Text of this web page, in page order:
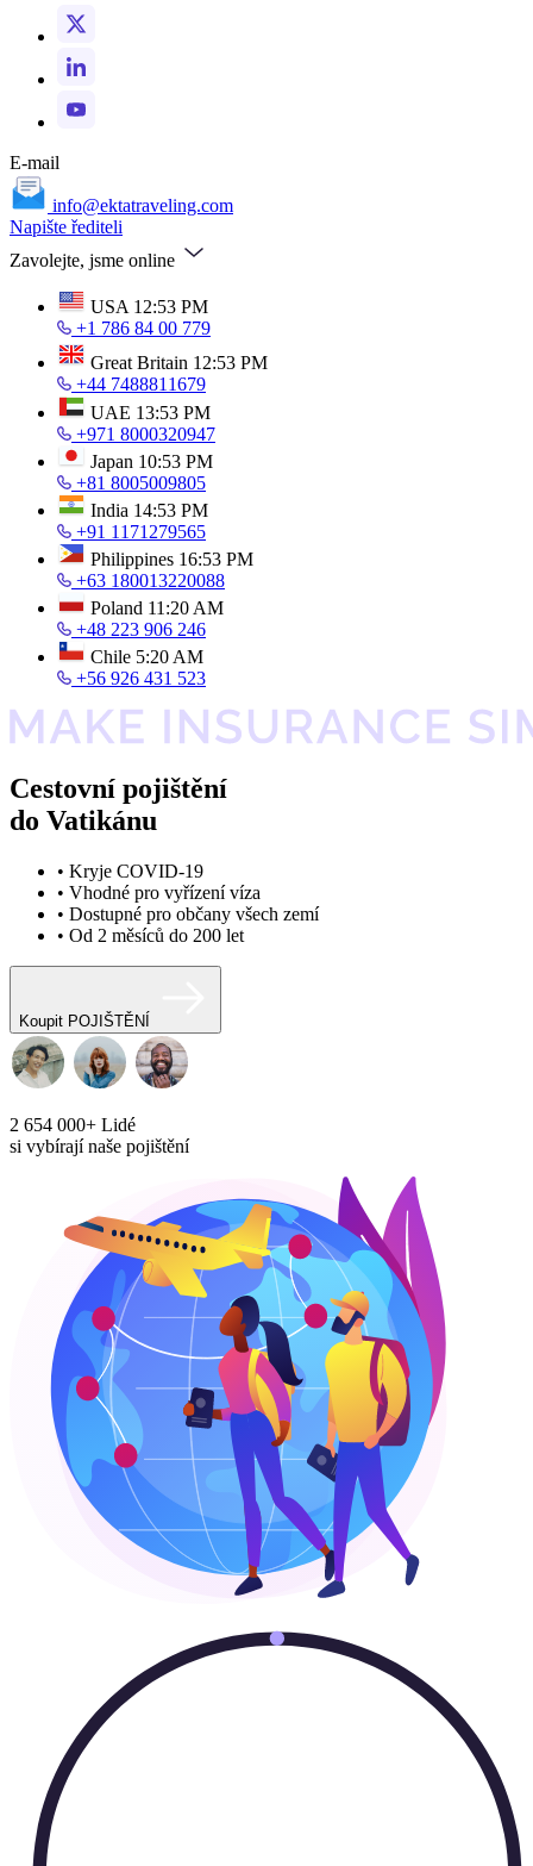
E-mail
info@ektatraveling.com
Napište řediteli
Zavolejte, jsme online
USA 12:53 PM
+1 786 84 00 779
Great Britain 12:53 PM
+44 7488811679
UAE 13:53 PM
+971 8000320947
Japan 10:53 PM
+81 8005009805
India 14:53 PM
+91 1171279565
Philippines 16:53 PM
+63 180013220088
Poland 11:20 AM
+48 223 906 246
Chile 5:20 AM
+56 926 431 523
Cestovní pojištění
do Vatikánu
• Kryje COVID-19
• Vhodné pro vyřízení víza
• Dostupné pro občany všech zemí
• Od 2 měsíců do 200 let
Koupit POJIŠTĚNÍ
2 654 000+ Lidé
si vybírají naše pojištění